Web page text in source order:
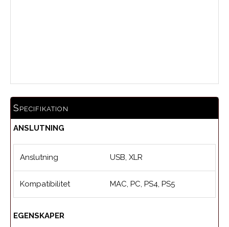
Specifikation
ANSLUTNING
Anslutning USB, XLR
Kompatibilitet MAC, PC, PS4, PS5
EGENSKAPER